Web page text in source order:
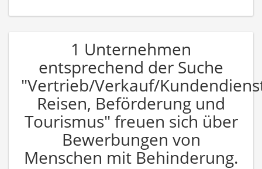
1 Unternehmen
entsprechend der Suche
"Vertrieb/Verkauf/
Reisen, Beförderung und
Tourismus" freuen sich über
Bewerbungen von
Menschen mit Behinderung.